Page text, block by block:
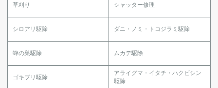
草刈り シャッター修理
シロアリ駆除 ダニ・ノミ・トコジラミ駆除
蜂の巣駆除 ムカデ駆除
ゴキブリ駆除
アライグマ・イタチ・ハクビシン
駆除